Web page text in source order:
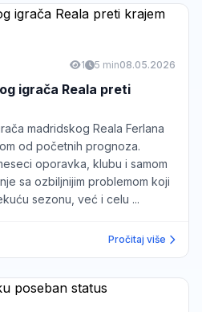
1 5 min08.05.2026
igrača Reala preti
madridskog Reala Ferlana
od početnih prognoza.
oporavka, klubu i samom
sa ozbiljnijim problemom koji
sezonu, već i celu ...
Pročitaj više